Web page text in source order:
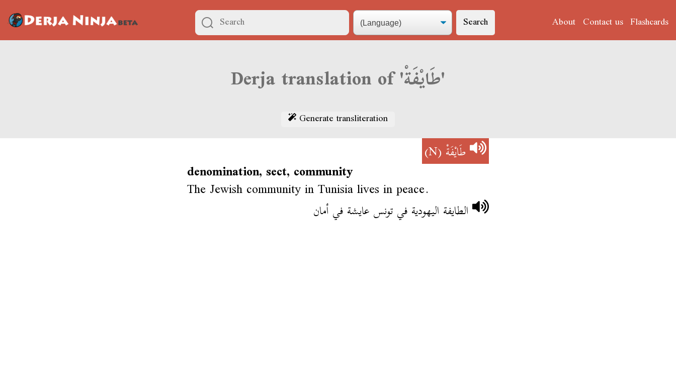
Search About Contact us Flashcards
Derja translation of 'طَايْفَةْ'
Generate transliteration
طَايْفَةْ(N)
denomination, sect, community
The Jewish community in Tunisia lives in peace.
الطايفة اليهودية في تونس عايشة في أمان